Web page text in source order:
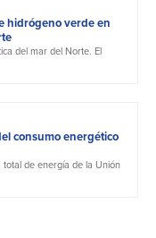
hidrógeno verde en
del mar del Norte. El
consumo energético
de energía de la Unión